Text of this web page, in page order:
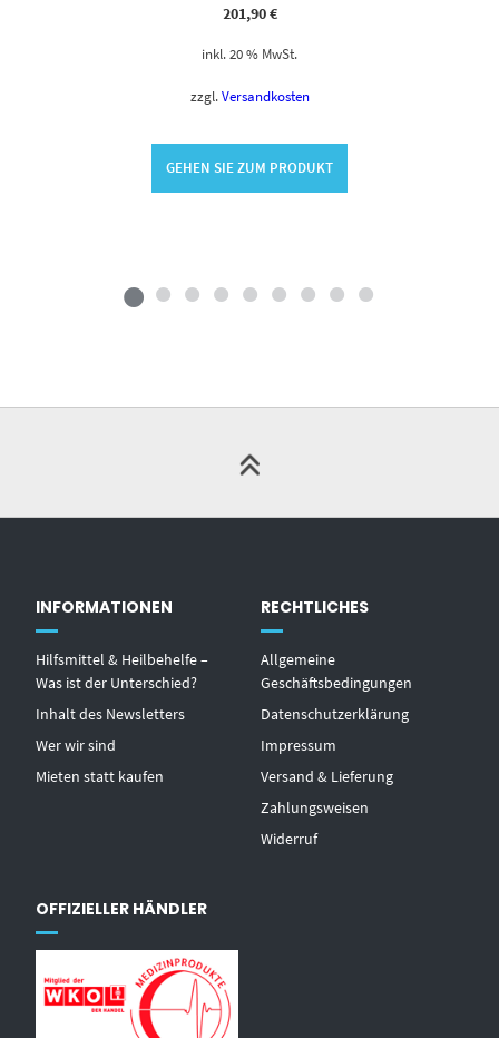
201,90€
inkl. 20 % MwSt.
zzgl. Versandkosten
GEHEN SIE ZUM PRODUKT
INFORMATIONEN
Hilfsmittel & Heilbehelfe –
Was ist der Unterschied?
Inhalt des Newsletters
Wer wir sind
Mieten statt kaufen
RECHTLICHES
Allgemeine
Geschäftsbedingungen
Datenschutzerklärung
Impressum
Versand & Lieferung
Zahlungsweisen
Widerruf
OFFIZIELLER HÄNDLER